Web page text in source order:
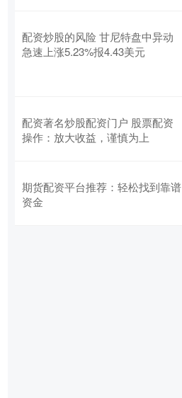
配资炒股的风险 甘尼特盘中异动
急速上涨5.23%报4.43美元
配资著名炒股配资门户 股票配资
操作：放大收益，谨慎为上
期货配资平台推荐：轻松找到靠谱
资金